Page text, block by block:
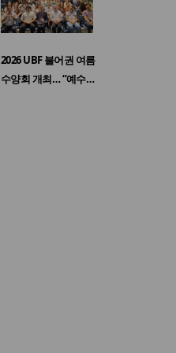
2026 UBF 불어권 여름
수양회 개최… “예수…